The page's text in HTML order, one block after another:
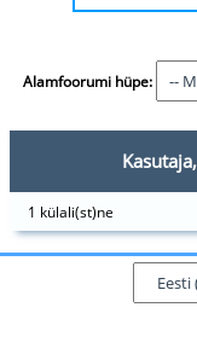
Alamfoorumi hüpe:
1 külali(st)ne